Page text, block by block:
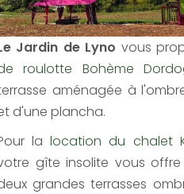
Jardin de Lyno vous
roulotte Bohème
aménagée à
d'une plancha.
lalocation du chalet
gîte insolite vous
grandes terrasses